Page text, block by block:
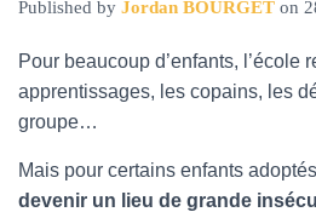
Published by Jordan BOURGET on
Pour beaucoup d’enfants, l’école
apprentissages, les copains, les
groupe…
Mais pour certains enfants
devenir un lieu de grande